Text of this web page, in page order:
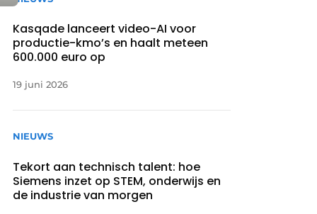
Kasqade lanceert video-AI voor
productie-kmo’s en haalt meteen
600.000 euro op
19 juni 2026
NIEUWS
Tekort aan technisch talent: hoe
Siemens inzet op STEM, onderwijs en
de industrie van morgen